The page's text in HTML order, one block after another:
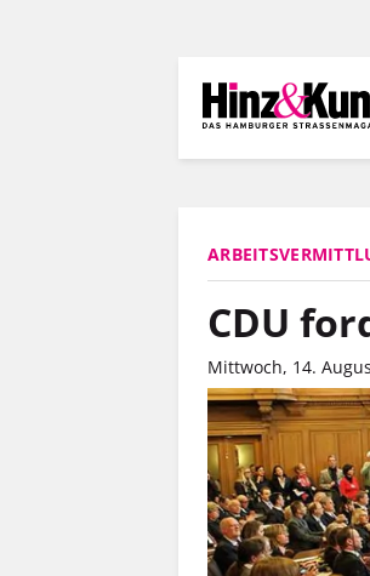
CDU
Mittwoch, 14.